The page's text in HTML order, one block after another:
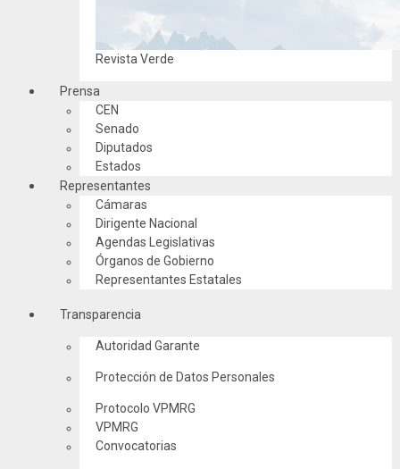
Revista Verde
Prensa
CEN
Senado
Diputados
Estados
Representantes
Cámaras
Dirigente Nacional
Agendas Legislativas
Órganos de Gobierno
Representantes Estatales
Transparencia
Autoridad Garante
Protección de Datos Personales
Protocolo VPMRG
VPMRG
Convocatorias